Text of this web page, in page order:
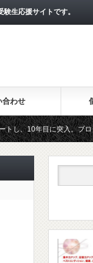
生応援サイトです。
合わせ
入。ブログのアクセス数
勉強の集中力が10倍アッ